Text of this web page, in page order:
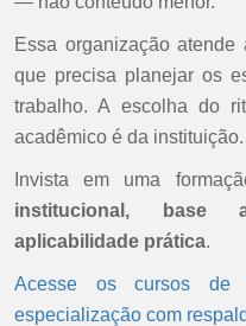
Essa organização
que precisa planejar os
trabalho. A escolha do
acadêmico é da instituição.
Invista em uma
institucional, base
aplicabilidade prática.
Acesse os cursos de
especialização com